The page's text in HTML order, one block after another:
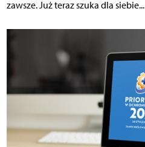
zawsze. Już teraz szuka dla siebie...